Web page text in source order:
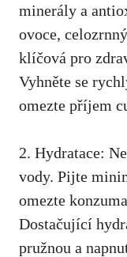
​minerály a
ovoce,
klíčová pro
Vyhněte se
omezte příjem
2. Hydratace:
vody. Pijte
‌omezte
Dostačující
pružnou a